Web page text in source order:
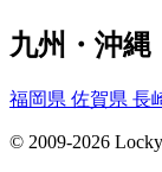
九州・沖縄
福岡県 佐賀県 長
© 2009-2026